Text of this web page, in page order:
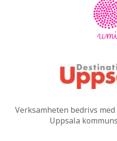
Verksamheten bedrivs
Uppsala